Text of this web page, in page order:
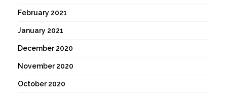
February 2021
January 2021
December 2020
November 2020
October 2020